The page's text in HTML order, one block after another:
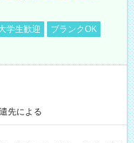
学生歓迎
ブランクOK
先による